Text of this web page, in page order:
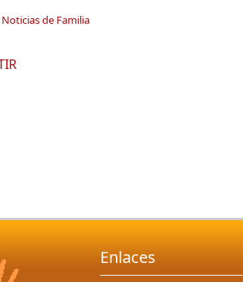
Noticias de Familia
Enlaces